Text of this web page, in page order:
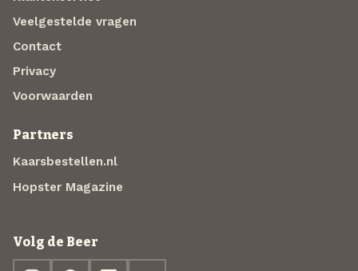
Veelgestelde vragen
Contact
Privacy
Voorwaarden
Partners
Kaarsbestellen.nl
Hopster Magazine
Volg de Beer